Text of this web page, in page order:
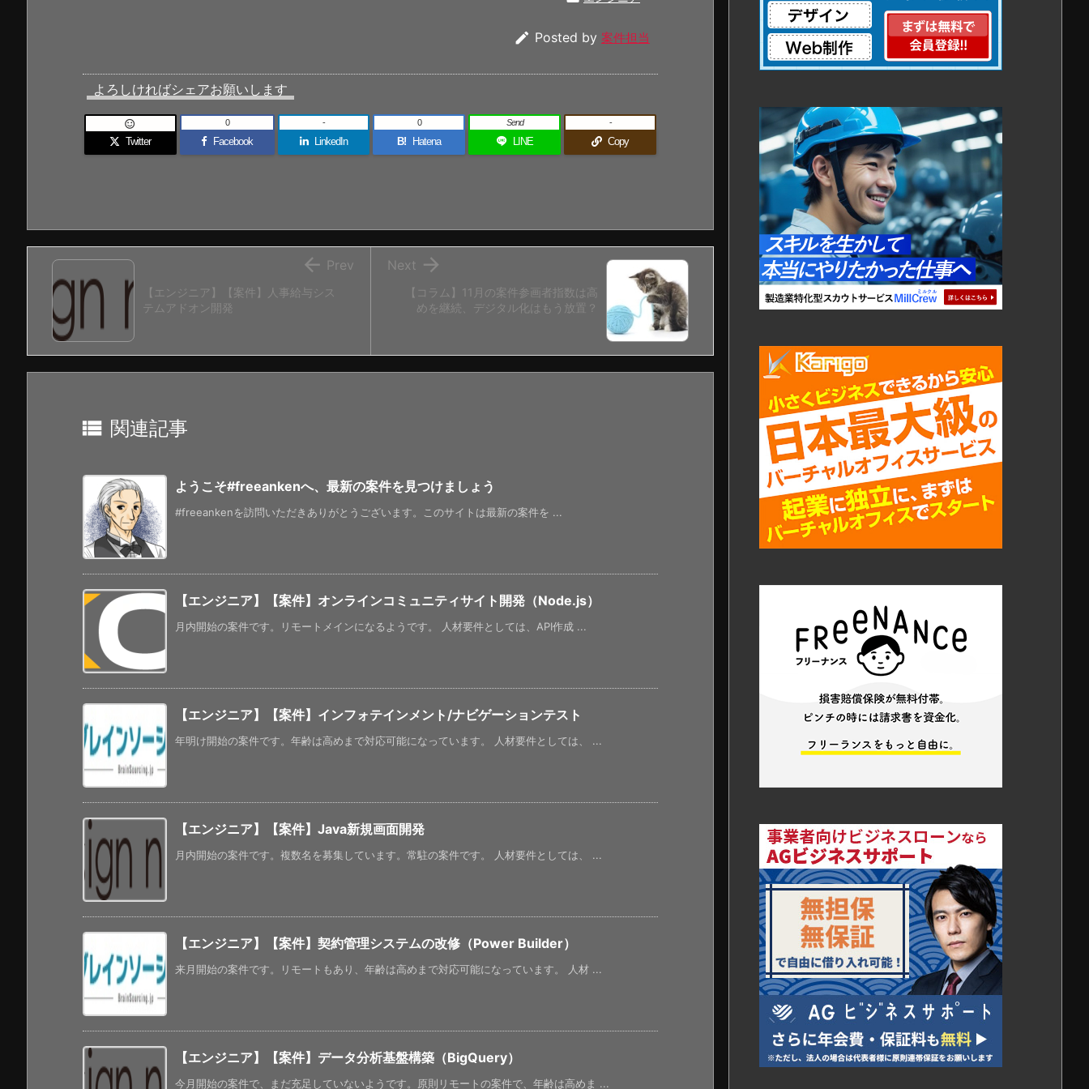
 Posted by 案件担当
よろしければシェアお願いします
Twitter

Facebook
0
LinkedIn
-
B! Hatena
0
LINE
Send
Copy
-
【コラム】11月の案件参画者指数は高
めを継続、デジタル化はもう放置？

Next
【エンジニア】【案件】人事給与シス
テムアドオン開発
 Prev
 関連記事
ようこそ#freeankenへ、最新の案件を見つけましょう
#freeankenを訪問いただきありがとうございます。このサイトは最新の案件を ...
【エンジニア】【案件】オンラインコミュニティサイト開発（Node.js）
月内開始の案件です。リモートメインになるようです。 人材要件としては、API作成 ...
【エンジニア】【案件】インフォテインメント/ナビゲーションテスト
年明け開始の案件です。年齢は高めまで対応可能になっています。 人材要件としては、 ...
【エンジニア】【案件】Java新規画面開発
月内開始の案件です。複数名を募集しています。常駐の案件です。 人材要件としては、 ...
【エンジニア】【案件】契約管理システムの改修（Power Builder）
来月開始の案件です。リモートもあり、年齢は高めまで対応可能になっています。 人材 ...
【エンジニア】【案件】データ分析基盤構築（BigQuery）
今月開始の案件で、まだ充足していないようです。原則リモートの案件で、年齢は高めま ...